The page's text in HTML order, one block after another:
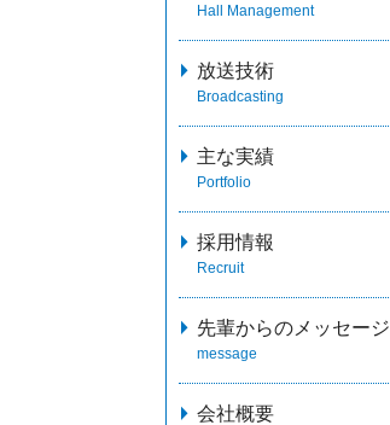
Hall Management
放送技術
Broadcasting
主な実績
Portfolio
採用情報
Recruit
先輩からのメッセージ
message
会社概要